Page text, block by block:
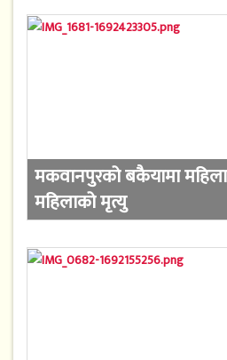
मकवानपुरको बकैयामा
महिलाको मृत्यु